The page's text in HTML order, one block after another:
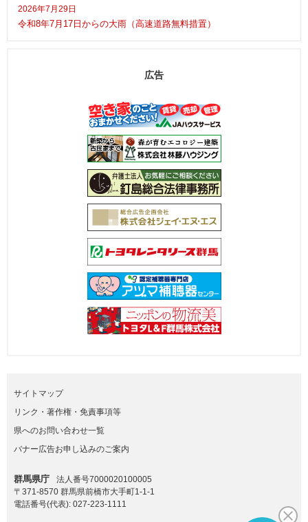
2026年7月29日
令和8年7月17日からの大雨（高速道路無料措置）
広告
サイトマップ
リンク・著作権・免責事項等
県へのお問い合わせ一覧
バナー広告お申し込みのご案内
群馬県庁
法人番号7000020100005
〒371-8570 群馬県前橋市大手町1-1-1
電話番号(代表): 027-223-1111